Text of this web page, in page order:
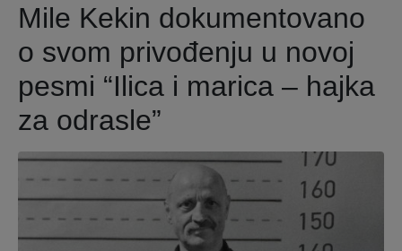
Mile Kekin dokumentovano
o svom privođenju u novoj
pesmi “Ilica i marica – hajka
za odrasle”